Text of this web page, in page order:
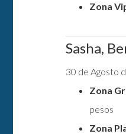
Zona
Sasha,
30 de Agosto
Zona
pesos
Zona